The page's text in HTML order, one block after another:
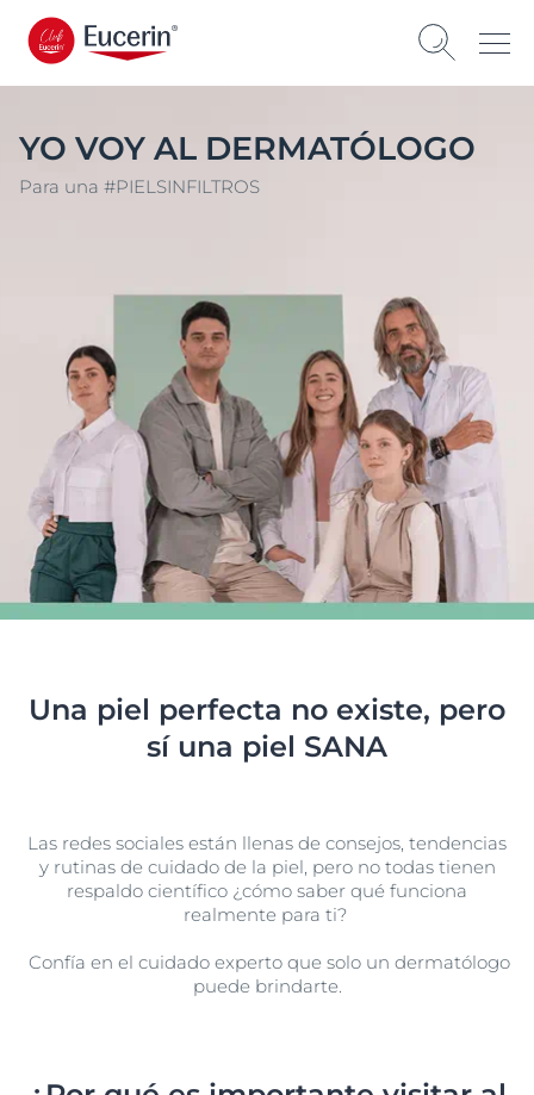
YO VOY AL DERMATÓLOGO
Para una #PIELSINFILTROS
Una piel perfecta no existe, pero
sí una piel SANA
Las redes sociales están llenas de consejos, tendencias
y rutinas de cuidado de la piel, pero no todas tienen
respaldo científico ¿cómo saber qué funciona
realmente para ti?
Confía en el cuidado experto que solo un dermatólogo
puede brindarte.